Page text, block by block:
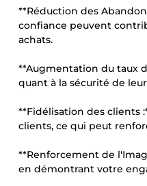
**Réduction des
confiance peuvent
achats.
**Augmentation du taux
quant à la sécurité de
**Fidélisation des clients
clients, ce qui peut
**Renforcement de
en démontrant votre